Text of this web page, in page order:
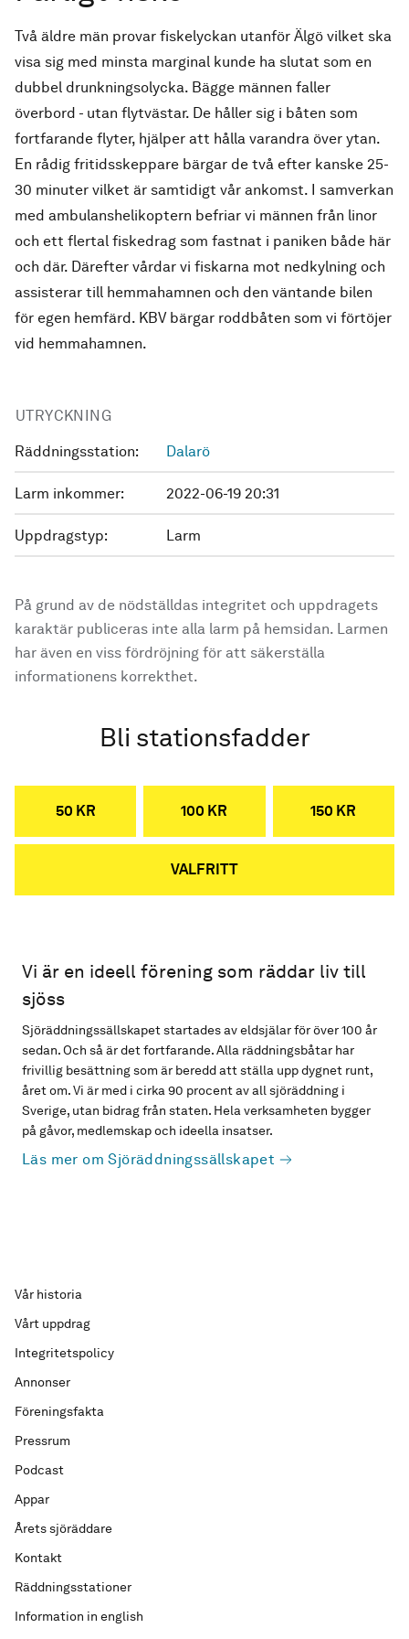
Två äldre män provar fiskelyckan utanför Älgö vilket ska
visa sig med minsta marginal kunde ha slutat som en
dubbel drunkningsolycka. Bägge männen faller
överbord - utan flytvästar. De håller sig i båten som
fortfarande flyter, hjälper att hålla varandra över ytan.
En rådig fritidsskeppare bärgar de två efter kanske 25-
30 minuter vilket är samtidigt vår ankomst. I samverkan
med ambulanshelikoptern befriar vi männen från linor
och ett flertal fiskedrag som fastnat i paniken både här
och där. Därefter vårdar vi fiskarna mot nedkylning och
assisterar till hemmahamnen och den väntande bilen
för egen hemfärd. KBV bärgar roddbåten som vi förtöjer
vid hemmahamnen.
UTRYCKNING
Räddningsstation: Dalarö
Larm inkommer: 2022-06-19 20:31
Uppdragstyp: Larm
På grund av de nödställdas integritet och uppdragets
karaktär publiceras inte alla larm på hemsidan. Larmen
har även en viss fördröjning för att säkerställa
informationens korrekthet.
Bli stationsfadder
50 KR 100 KR 150 KR
VALFRITT
Vi är en ideell förening som räddar liv till
sjöss
Sjöräddningssällskapet startades av eldsjälar för över 100 år
sedan. Och så är det fortfarande. Alla räddningsbåtar har
frivillig besättning som är beredd att ställa upp dygnet runt,
året om. Vi är med i cirka 90 procent av all sjöräddning i
Sverige, utan bidrag från staten. Hela verksamheten bygger
på gåvor, medlemskap och ideella insatser.
Läs mer om Sjöräddningssällskapet
Vår historia
Vårt uppdrag
Integritetspolicy
Annonser
Föreningsfakta
Pressrum
Podcast
Appar
Årets sjöräddare
Kontakt
Räddningsstationer
Information in english